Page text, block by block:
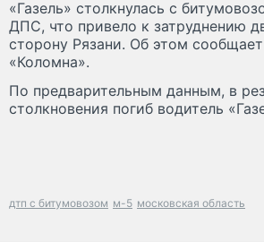
«Газель» столкнулась с
ДПС, что привело к затруднению
сторону Рязани. Об этом
«Коломна».
По предварительным данным, в
столкновения погиб водитель
дтп с битумовозом м-5 московская область